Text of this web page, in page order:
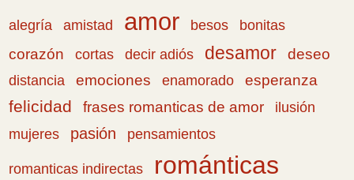
alegría amistad amor besos
bonitas
corazón
cortas decir adiós desamor deseo
distancia emociones enamorado esperanza
felicidad frases romanticas de amor
ilusión
mujeres
pasión pensamientos
romanticas indirectas románticas